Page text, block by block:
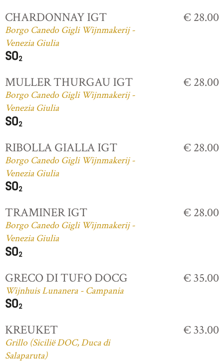
CHARDONNAY IGT
Borgo Canedo Gigli Wijnmakerij -
Venezia Giulia
€ 28.00
MULLER THURGAU IGT
Borgo Canedo Gigli Wijnmakerij -
Venezia Giulia
€ 28.00
RIBOLLA GIALLA IGT
Borgo Canedo Gigli Wijnmakerij -
Venezia Giulia
€ 28.00
TRAMINER IGT
Borgo Canedo Gigli Wijnmakerij -
Venezia Giulia
€ 28.00
GRECO DI TUFO DOCG
Wijnhuis Lunanera - Campania
€ 35.00
KREUKET
Grillo (Sicilië DOC, Duca di
Salaparuta)
€ 33.00